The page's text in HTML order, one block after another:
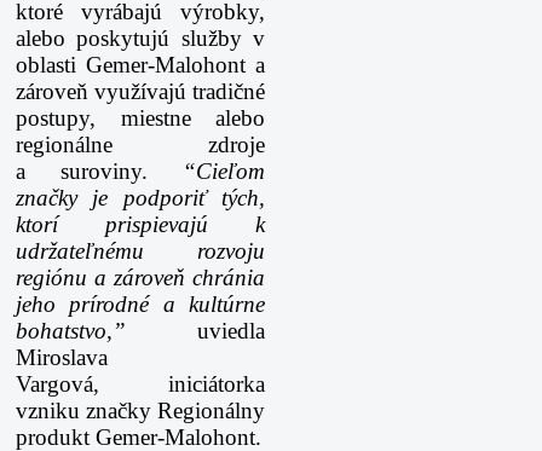
ktoré vyrábajú výrobky,
alebo poskytujú služby v
oblasti Gemer-Malohont a
zároveň využívajú tradičné
postupy, miestne alebo
regionálne zdroje
a suroviny. “Cieľom
značky je podporiť tých,
ktorí prispievajú k
udržateľnému rozvoju
regiónu a zároveň chránia
jeho prírodné a kultúrne
bohatstvo,” uviedla
Miroslava
Vargová, iniciátorka
vzniku značky Regionálny
produkt Gemer-Malohont.